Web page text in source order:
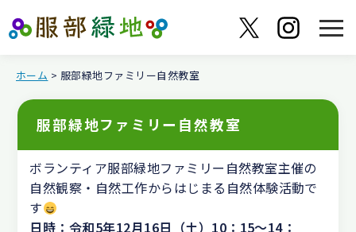
ホーム > 服部緑地ファミリー自然教室
服部緑地ファミリー自然教室
ボランティア服部緑地ファミリー自然教室主催の
自然観察・自然工作からはじまる自然体験活動で
す
日時：令和5年12月16日（土）10：15～14：